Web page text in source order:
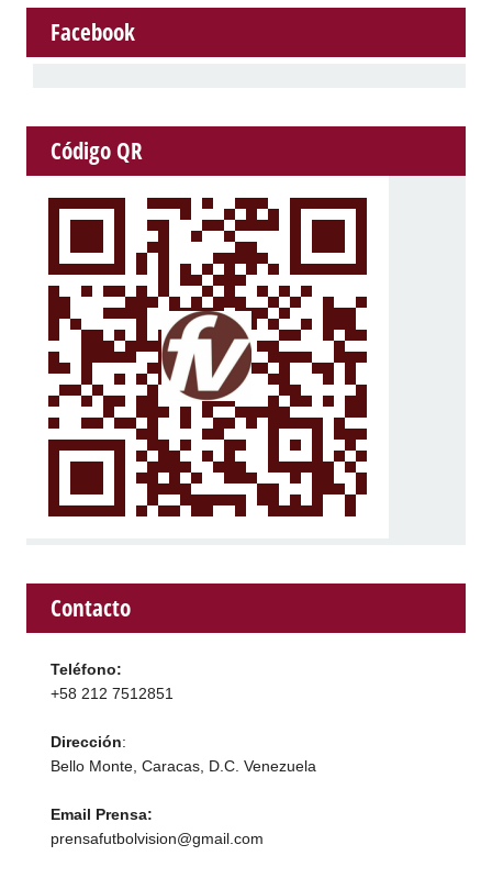
Facebook
Código QR
Contacto
Teléfono:
+58 212 7512851
Dirección:
Bello Monte, Caracas, D.C. Venezuela
Email Prensa:
prensafutbolvision@gmail.com